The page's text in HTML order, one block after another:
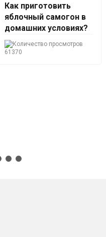
Как приготовить
яблочный самогон в
домашних условиях?
61370